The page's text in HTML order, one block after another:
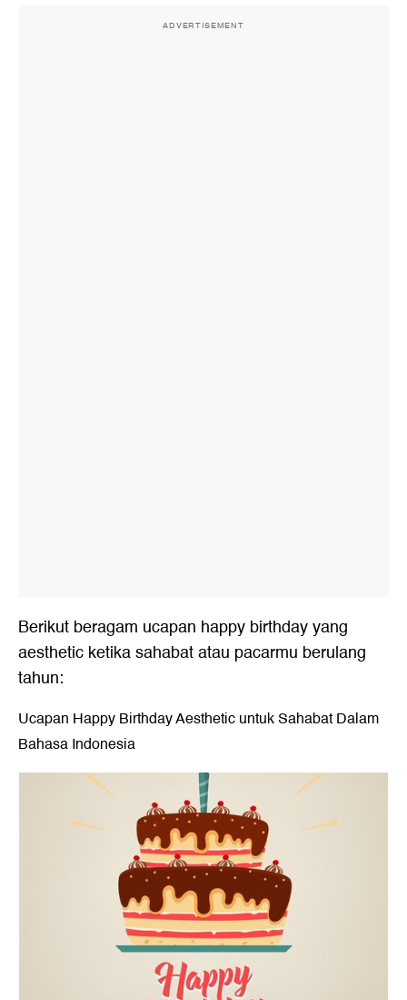
ADVERTISEMENT
Berikut beragam ucapan happy birthday yang
aesthetic ketika sahabat atau pacarmu berulang
tahun:
Ucapan Happy Birthday Aesthetic untuk Sahabat Dalam
Bahasa Indonesia